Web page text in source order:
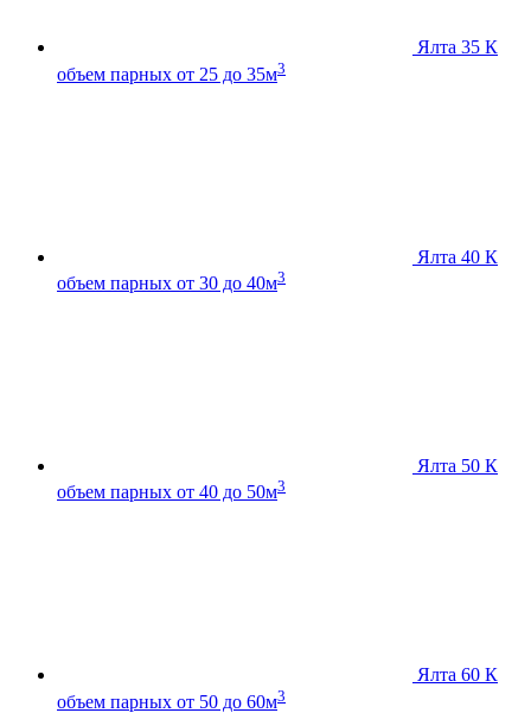
Ялта 35 К
объем парных от 25 до 35м3
Ялта 40 К
объем парных от 30 до 40м3
Ялта 50 К
объем парных от 40 до 50м3
Ялта 60 К
объем парных от 50 до 60м3